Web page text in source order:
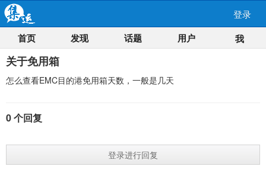
登录
首页 发现 话题 用户 我
关于免用箱
怎么查看EMC目的港免用箱天数，一般是几天
0 个回复
登录进行回复